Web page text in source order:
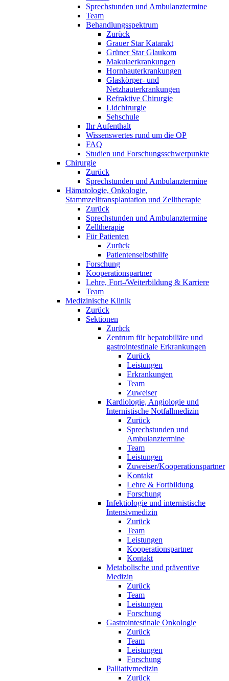
Sprechstunden und Ambulanztermine
Team
Behandlungsspektrum
Zurück
Grauer Star Katarakt
Grüner Star Glaukom
Makulaerkrankungen
Hornhauterkrankungen
Glaskörper- und
Netzhauterkrankungen
Refraktive Chirurgie
Lidchirurgie
Sehschule
Ihr Aufenthalt
Wissenswertes rund um die OP
FAQ
Studien und Forschungsschwerpunkte
Chirurgie
Zurück
Sprechstunden und Ambulanztermine
Hämatologie, Onkologie,
Stammzelltransplantation und Zelltherapie
Zurück
Sprechstunden und Ambulanztermine
Zelltherapie
Für Patienten
Zurück
Patientenselbsthilfe
Forschung
Kooperationspartner
Lehre, Fort-/Weiterbildung & Karriere
Team
Medizinische Klinik
Zurück
Sektionen
Zurück
Zentrum für hepatobiliäre und
gastrointestinale Erkrankungen
Zurück
Leistungen
Erkrankungen
Team
Zuweiser
Kardiologie, Angiologie und
Internistische Notfallmedizin
Zurück
Sprechstunden und
Ambulanztermine
Team
Leistungen
Zuweiser/Kooperationspartner
Kontakt
Lehre & Fortbildung
Forschung
Infektiologie und internistische
Intensivmedizin
Zurück
Team
Leistungen
Kooperationspartner
Kontakt
Metabolische und präventive
Medizin
Zurück
Team
Leistungen
Forschung
Gastrointestinale Onkologie
Zurück
Team
Leistungen
Forschung
Palliativmedizin
Zurück